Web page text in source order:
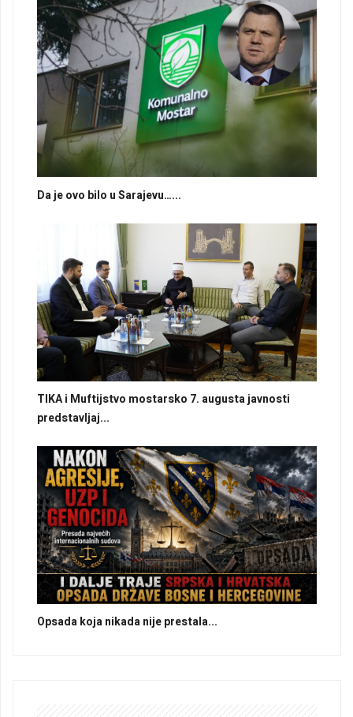
Da je ovo bilo u Sarajevu…...
TIKA i Muftijstvo mostarsko 7. augusta javnosti
predstavljaj...
Opsada koja nikada nije prestala...